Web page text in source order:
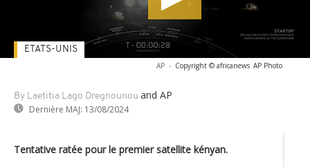
AP - Copyright © africanews AP Photo
By Laetitia Lago Dregnounou and AP
Dernière MAJ: 13/08/2024
ETATS-UNIS
Tentative ratée pour le premier satellite kényan.